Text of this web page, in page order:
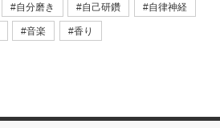
自分磨き 自己研鑽 自律神経
音楽 香り